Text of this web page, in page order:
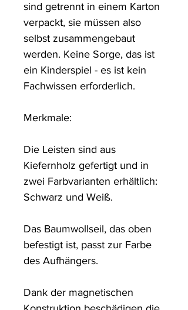
sind getrennt in einem Karton
verpackt, sie müssen also
selbst zusammengebaut
werden. Keine Sorge, das ist
ein Kinderspiel - es ist kein
Fachwissen erforderlich.
Merkmale:
Die Leisten sind aus
Kiefernholz gefertigt und in
zwei Farbvarianten erhältlich:
Schwarz und Weiß.
Das Baumwollseil, das oben
befestigt ist, passt zur Farbe
des Aufhängers.
Dank der magnetischen